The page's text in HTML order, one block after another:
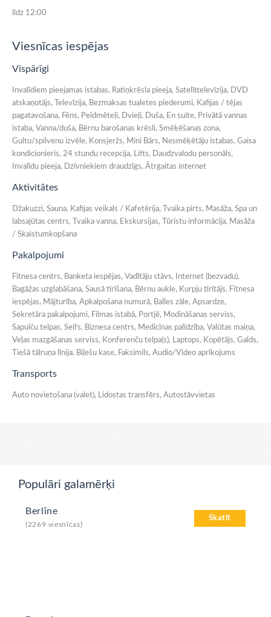
līdz 12:00
Viesnīcas iespējas
Vispārīgi
Invalīdiem pieejamas istabas, Ratiņkrēsla pieeja, Satelīttelevīzija, DVD
atskaņotājs, Televīzija, Bezmaksas tualetes piederumi, Kafijas / tējas
pagatavošana, Fēns, Peldmēteļi, Dvieļi, Duša, En suite, Privātā vannas
istaba, Vanna/duša, Bērnu barošanas krēsli, Smēķēšanas zona,
Gultu/spilvenu izvēle, Konsjeržs, Mini Bārs, Nesmēķētāju istabas, Gaisa
kondicionieris, 24 stundu recepcija, Lifts, Daudzvalodu personāls,
Invalīdu pieeja, Dzīvniekiem draudzīgs, Ātrgaitas internet
Aktivitātes
Džakuzzi, Sauna, Kafijas veikals / Kafetērija, Tvaika pirts, Masāža, Spa un
labsajūtas centrs, Tvaika vanna, Ekskursijas, Tūristu informācija, Masāža
/ Skaistumkopšana
Pakalpojumi
Fitnesa centrs, Banketa iespējas, Vadītāju stāvs, Internet (bezvadu),
Bagāžas uzglabāšana, Sausā tīrīšana, Bērnu aukle, Kurpju tīrītājs, Fitnesa
iespējas, Mājturība, Apkalpošana numurā, Balles zāle, Apsardze,
Sekretāra pakalpojumi, Filmas istabā, Portjē, Modināšanas serviss,
Sapulču telpas, Seifs, Biznesa centrs, Medicīnas palīdzība, Valūtas maiņa,
Veļas mazgāšanas serviss, Konferenču telpa(s), Laptops, Kopētājs, Galds,
Tiešā tālruņa līnija, Biļešu kase, Faksimils, Audio/Video aprīkojums
Transports
Auto novietošana (valet), Lidostas transfērs, Autostāvvietas
Populāri galamērķi
Skatīt
Berlīne
(2269 viesnīcas)